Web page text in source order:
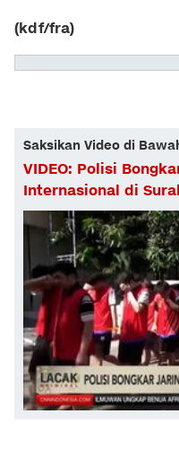
(kdf/fra)
Saksikan Video di
VIDEO: Polisi
Internasional di